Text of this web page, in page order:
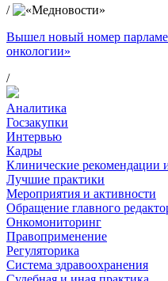
/
Вышел новый номер
онкологии»
/
Аналитика
Госзакупки
Интервью
Кадры
Клинические рекомендации
Лучшие практики
Мероприятия и активности
Обращение главного
Онкомониторинг
Правоприменение
Регуляторика
Система здравоохранения